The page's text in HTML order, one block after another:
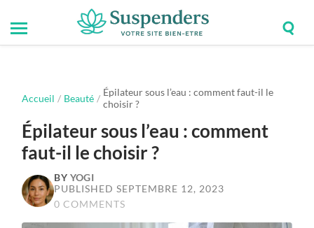
Suspenders
Toggle
mobile
Accueil / Beauté /
Épilateur sous l’eau : comment faut-il le
choisir ?
Épilateur sous l’eau : comment
faut-il le choisir ?
BY YOGI
PUBLISHED SEPTEMBRE 12, 2023
0 COMMENTS